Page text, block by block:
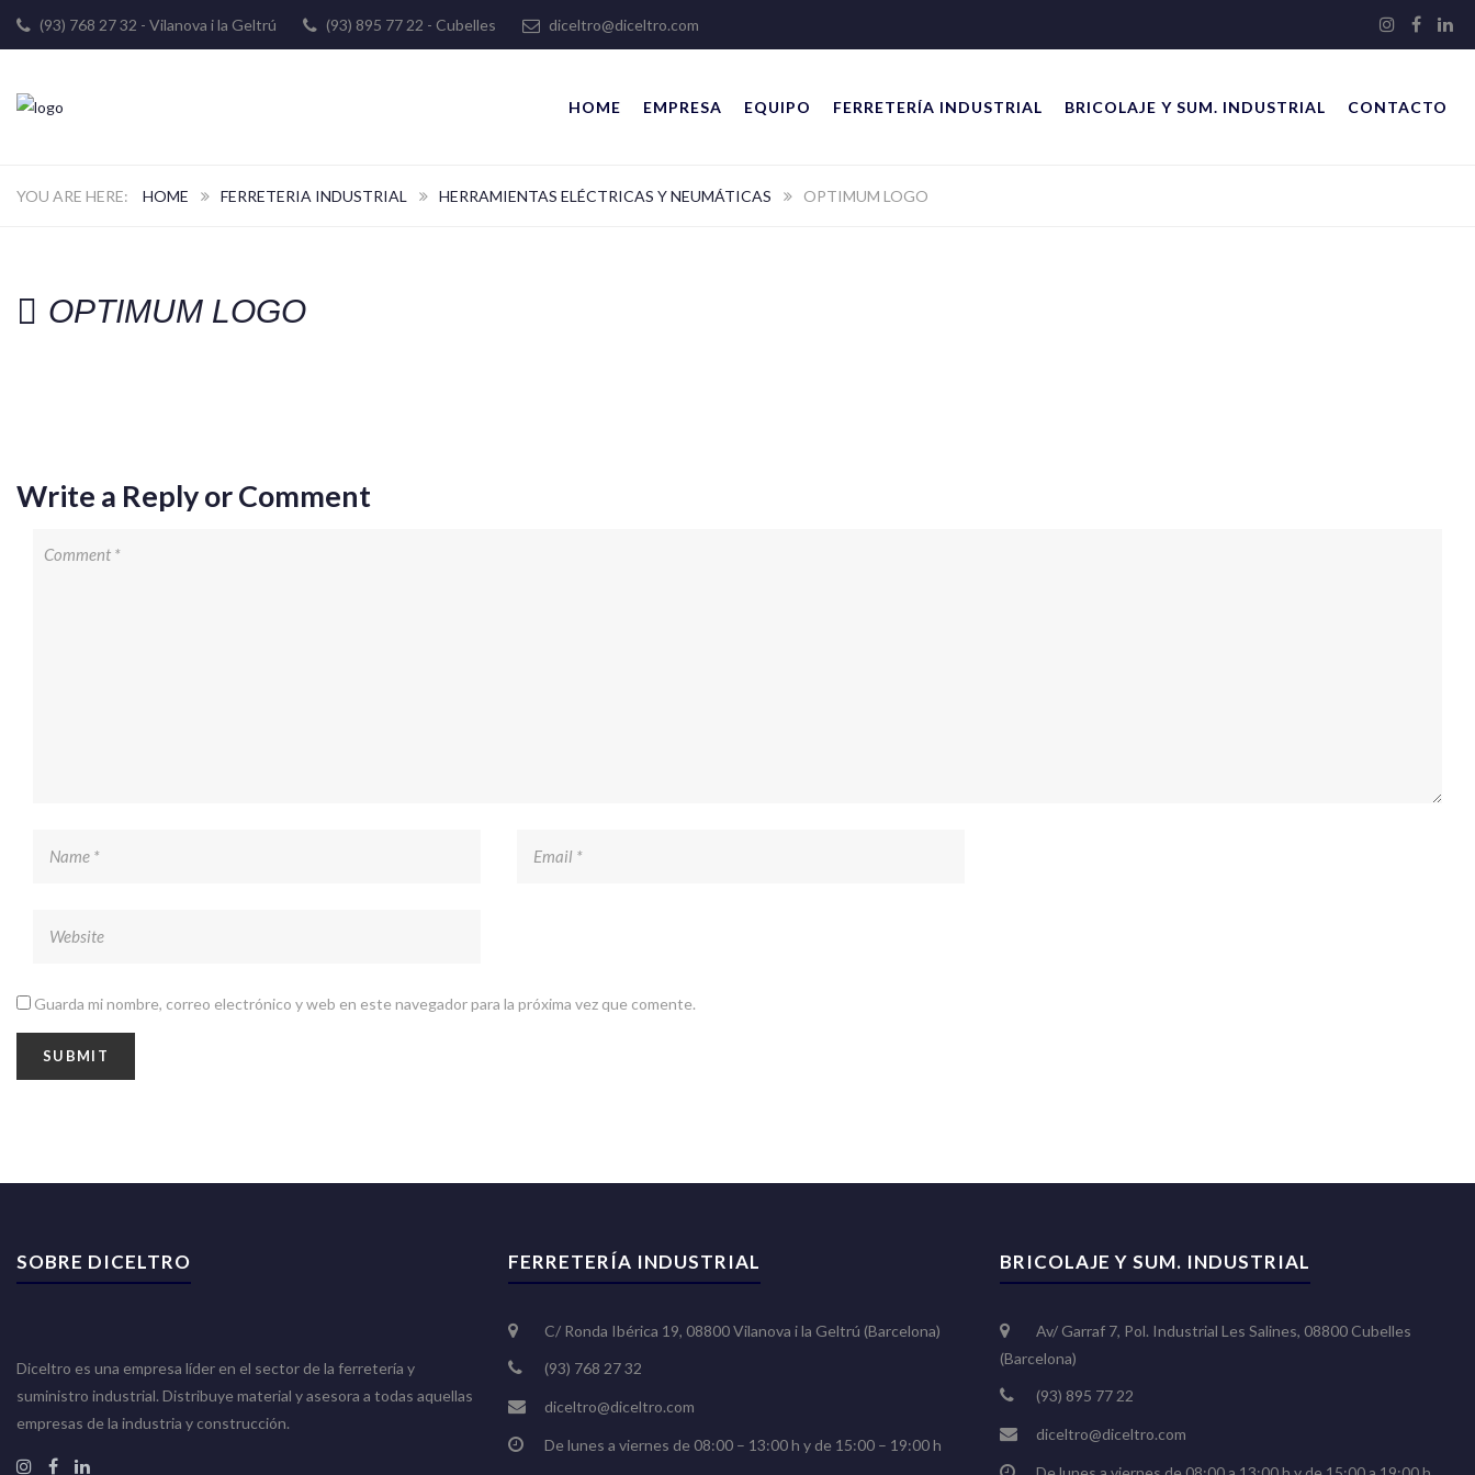
(93) 768 27 32 - Vilanova i la Geltrú (93) 895 77 22 - Cubelles diceltro@diceltro.com
HOME EMPRESA EQUIPO FERRETERÍA INDUSTRIAL BRICOLAJE Y SUM. INDUSTRIAL CONTACTO
HOME FERRETERIA INDUSTRIAL HERRAMIENTAS ELÉCTRICAS Y NEUMÁTICAS OPTIMUM LOGO
OPTIMUM LOGO
Write a Reply or Comment
Guarda mi nombre, correo electrónico y web en este navegador para la próxima vez que comente.
SOBRE DICELTRO
Diceltro es una empresa líder en el sector de la ferretería y
suministro industrial. Distribuye material y asesora a todas aquellas
empresas de la industria y construcción.
FERRETERÍA INDUSTRIAL
C/ Ronda Ibérica 19, 08800 Vilanova i la Geltrú (Barcelona)
(93) 768 27 32
diceltro@diceltro.com
De lunes a viernes de 08:00 – 13:00 h y de 15:00 – 19:00 h
BRICOLAJE Y SUM. INDUSTRIAL
Av/ Garraf 7, Pol. Industrial Les Salines, 08800 Cubelles
(Barcelona)
(93) 895 77 22
diceltro@diceltro.com